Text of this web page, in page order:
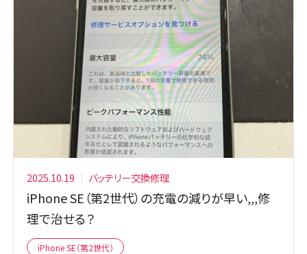
2025.10.19 バッテリー交換修理
iPhone SE（第2世代）の充電の減りが早い,,,修
理で治せる？
iPhone SE（第2世代）